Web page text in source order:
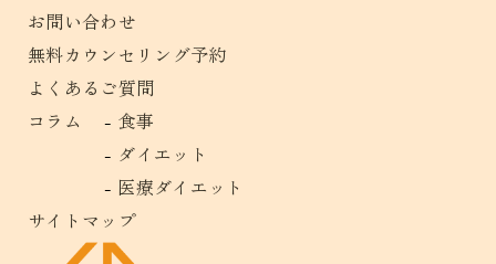
お問い合わせ
無料カウンセリング予約
よくあるご質問
コラム
食事
ダイエット
医療ダイエット
サイトマップ